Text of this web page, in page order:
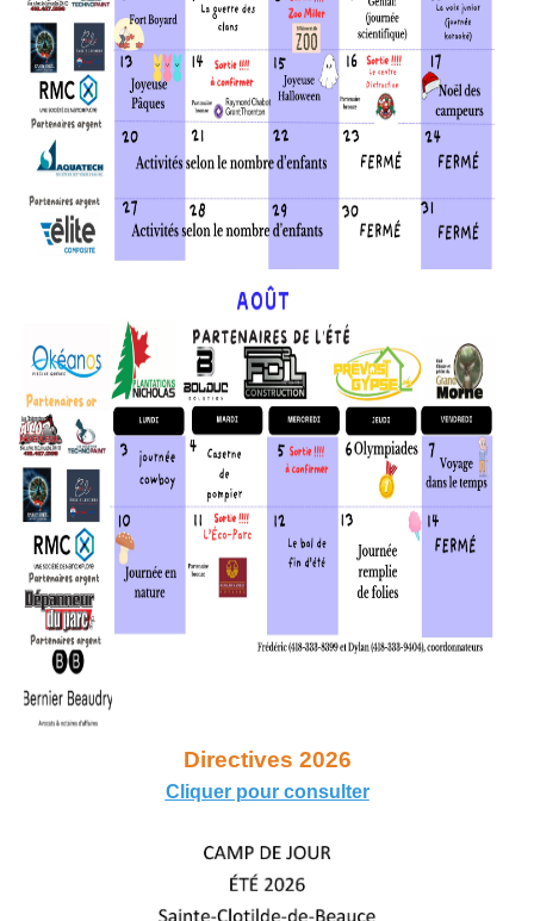
Directives 2026
Cliquer pour consulter